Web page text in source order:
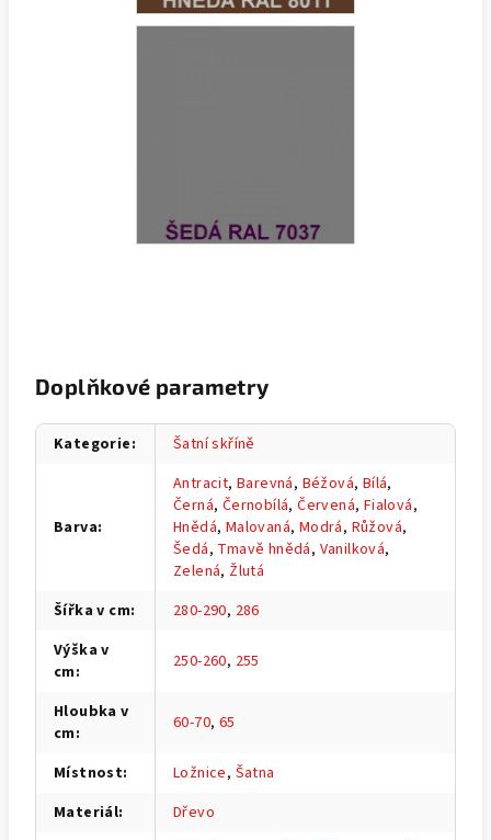
Doplňkové parametry
Kategorie: Šatní skříně
Barva:
Antracit,Barevná, Béžová, Bílá,
Černá, Černobílá,Červená, Fialová,
Hnědá, Malovaná, Modrá, Růžová,
Šedá, Tmavě hnědá, Vanilková,
Zelená, Žlutá
Šířka v cm: 280-290, 286
Výška v
cm: 250-260, 255
Hloubka v
cm: 60-70, 65
Místnost: Ložnice, Šatna
Materiál: Dřevo